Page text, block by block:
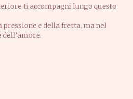
ti accompagni lungo questo
e della fretta, ma nel